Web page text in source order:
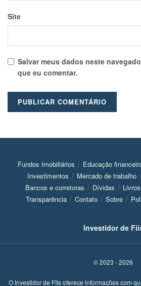
Site
Salvar meus dados neste
que eu comentar.
Fundos Imobiliários Educação
Investimentos
Mercado de trabalho
Bancos e corretoras
Dívidas Livros
Transparência
Contato Sobre
Investidor de
© 2023 - 2026
O Investidor de FIIs oferece informações com